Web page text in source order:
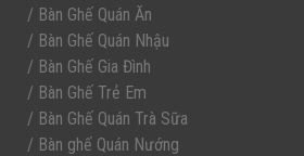
/ Bàn Ghế Quán Ăn
/ Bàn Ghế Quán Nhậu
/ Bàn Ghế Gia Đình
/ Bàn Ghế Trẻ Em
/ Bàn Ghế Quán Trà Sữa
/ Bàn ghế Quán Nướng